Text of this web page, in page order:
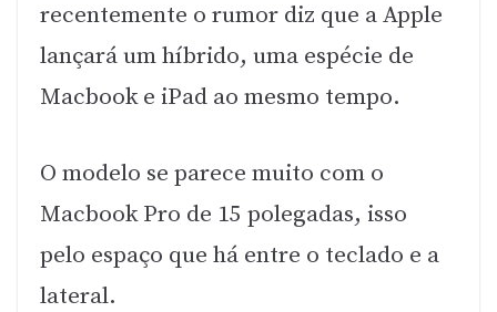
recentemente o rumor diz que a Apple
lançará um híbrido, uma espécie de
Macbook e iPad ao mesmo tempo.
O modelo se parece muito com o
Macbook Pro de 15 polegadas, isso
pelo espaço que há entre o teclado e a
lateral.